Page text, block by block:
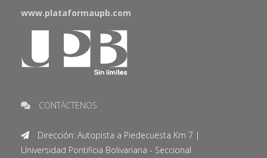
www.plataformaupb.com
CONTÁCTENOS
Dirección: Autopista a Piedecuesta Km 7 |
Universidad Pontificia Bolivariana - Seccional